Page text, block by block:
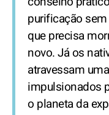
purificação
que precisa
novo. Já os
atravessam
impulsionados
o planeta da